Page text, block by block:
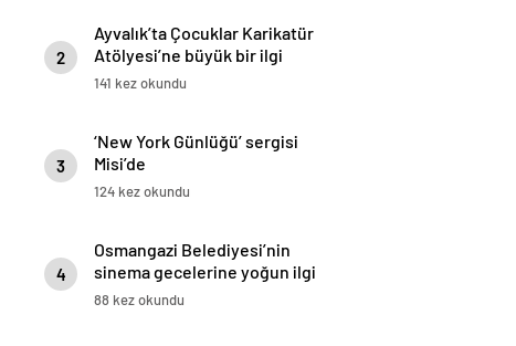
2
Ayvalık’ta Çocuklar Karikatür
Atölyesi’ne büyük bir ilgi
gösterdi
141 kez okundu
3
‘New York Günlüğü’ sergisi
Misi’de
124 kez okundu
4
Osmangazi Belediyesi’nin
sinema gecelerine yoğun ilgi
88 kez okundu